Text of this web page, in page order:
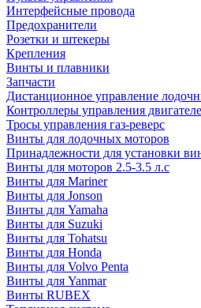
Интерфейсные провода
Предохранители
Розетки и штекеры
Крепления
Винты и плавники
Запчасти
Дистанционное управление
Контроллеры управления
Тросы управления газ-реверс
Винты для лодочных моторов
Принадлежности для установки
Винты для моторов 2.5-3.5 л.с
Винты для Mariner
Винты для Jonson
Винты для Yamaha
Винты для Suzuki
Винты для Tohatsu
Винты для Honda
Винты для Volvo Penta
Винты для Yanmar
Винты RUBEX